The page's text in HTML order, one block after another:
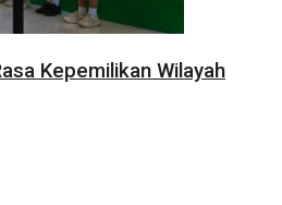
Kepemilikan Wilayah